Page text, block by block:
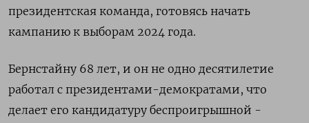
президентская команда, готовясь начать
кампанию к выборам 2024 года.
Бернстайну 68 лет, и он не одно десятилетие
работал с президентами-демократами, что
делает его кандидатуру беспроигрышной -